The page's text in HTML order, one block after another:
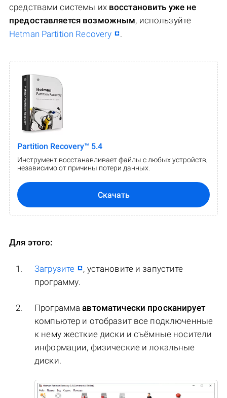
средствами системы их восстановить уже не
предоставляется возможным, используйте
Hetman Partition Recovery
.
Partition Recovery™ 5.4
Инструмент восстанавливает файлы с любых устройств,
независимо от причины потери данных.
Скачать
Для этого:
Загрузите
, установите и запустите
программу.
Программаавтоматически просканирует
компьютер и отобразит все подключенные
к нему жесткие диски и съёмные носители
информации, физические и локальные
диски.